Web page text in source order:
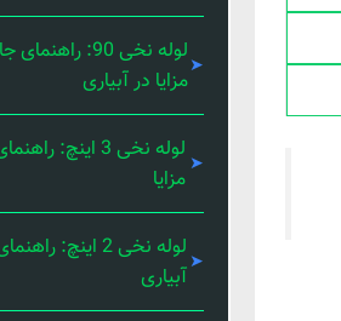
لوله نخی 90:
مزایا در آبیاری
لوله نخی 3 اینچ:
مزایا
لوله نخی 2 اینچ:
آبیاری